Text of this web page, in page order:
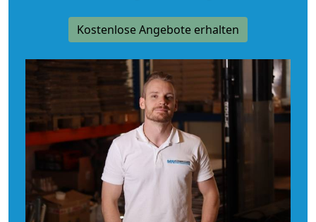
Kostenlose Angebote erhalten